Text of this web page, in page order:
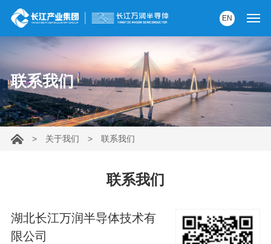
产品中心
解决方案
服务支持
党建园地
EN
联系我们
> 关于我们 > 联系我们
联系我们
湖北长江万润半导体技术有
限公司